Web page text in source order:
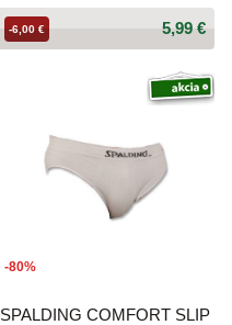
5,99 €
-6,00 €
-80%
SPALDING COMFORT SLIP